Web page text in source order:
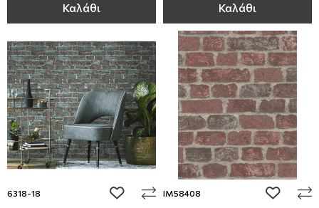
Καλάθι Καλάθι
6318-18 add to wishlist
IM58408 add to